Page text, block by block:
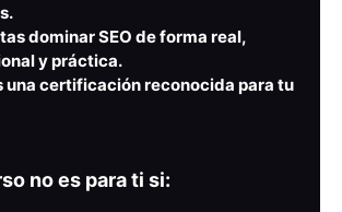
dominar SEO de forma real,
y práctica.
una certificación reconocida para tu
no es para ti si: